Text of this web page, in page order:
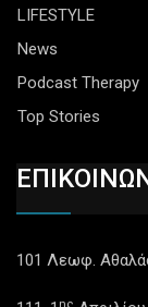
LIFESTYLE
News
Podcast Therapy
Top Stories
101 Λεωφ.
ης